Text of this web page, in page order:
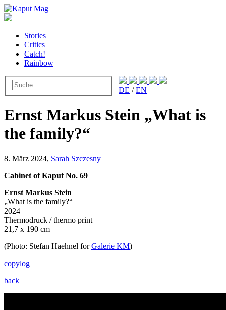
Stories
Critics
Catch!
Rainbow
DE /EN
Ernst Markus Stein „What is
the family?“
8. März 2024, Sarah Szczesny
Cabinet of Kaput No. 69
Ernst Markus Stein
„What is the family?“
2024
Thermodruck / thermo print
21,7 x 190 cm
(Photo: Stefan Haehnel forGalerie KM)
copylog
back